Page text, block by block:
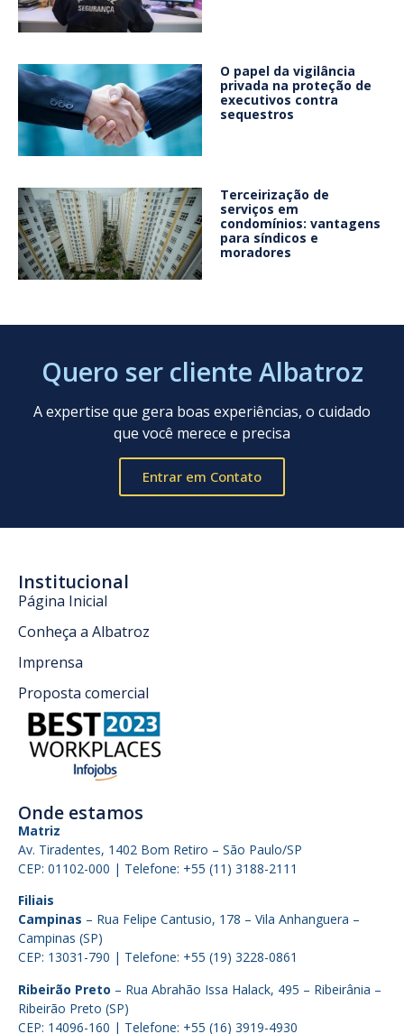
O papel da vigilância
privada na proteção de
executivos contra
sequestros
Terceirização de
serviços em
condomínios: vantagens
para síndicos e
moradores
Quero ser cliente Albatroz
A expertise que gera boas experiências, o cuidado
que você merece e precisa
Entrar em Contato
Institucional
Página Inicial
Conheça a Albatroz
Imprensa
Proposta comercial
Onde estamos
Matriz
Av. Tiradentes, 1402 Bom Retiro – São Paulo/SP
CEP: 01102-000 | Telefone: +55 (11) 3188-2111
Filiais
Campinas – Rua Felipe Cantusio, 178 – Vila Anhanguera –
Campinas (SP)
CEP: 13031-790 | Telefone: +55 (19) 3228-0861
Ribeirão Preto – Rua Abrahão Issa Halack, 495 – Ribeirânia –
Ribeirão Preto (SP)
CEP: 14096-160 | Telefone: +55 (16) 3919-4930